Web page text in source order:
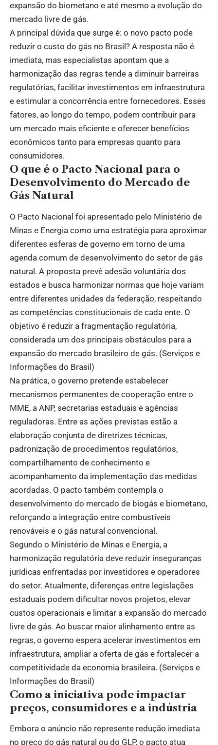
expansão do biometano e até mesmo a evolução do
mercado livre de gás.
A principal dúvida que surge é: o novo pacto pode
reduzir o custo do gás no Brasil? A resposta não é
imediata, mas especialistas apontam que a
harmonização das regras tende a diminuir barreiras
regulatórias, facilitar investimentos em infraestrutura
e estimular a concorrência entre fornecedores. Esses
fatores, ao longo do tempo, podem contribuir para
um mercado mais eficiente e oferecer benefícios
econômicos tanto para empresas quanto para
consumidores.
O que é o Pacto Nacional para o
Desenvolvimento do Mercado de
Gás Natural
O Pacto Nacional foi apresentado pelo Ministério de
Minas e Energia como uma estratégia para aproximar
diferentes esferas de governo em torno de uma
agenda comum de desenvolvimento do setor de gás
natural. A proposta prevê adesão voluntária dos
estados e busca harmonizar normas que hoje variam
entre diferentes unidades da federação, respeitando
as competências constitucionais de cada ente. O
objetivo é reduzir a fragmentação regulatória,
considerada um dos principais obstáculos para a
expansão do mercado brasileiro de gás. (Serviços e
Informações do Brasil)
Na prática, o governo pretende estabelecer
mecanismos permanentes de cooperação entre o
MME, a ANP, secretarias estaduais e agências
reguladoras. Entre as ações previstas estão a
elaboração conjunta de diretrizes técnicas,
padronização de procedimentos regulatórios,
compartilhamento de conhecimento e
acompanhamento da implementação das medidas
acordadas. O pacto também contempla o
desenvolvimento do mercado de biogás e biometano,
reforçando a integração entre combustíveis
renováveis e o gás natural convencional.
Segundo o Ministério de Minas e Energia, a
harmonização regulatória deve reduzir inseguranças
jurídicas enfrentadas por investidores e operadores
do setor. Atualmente, diferenças entre legislações
estaduais podem dificultar novos projetos, elevar
custos operacionais e limitar a expansão do mercado
livre de gás. Ao buscar maior alinhamento entre as
regras, o governo espera acelerar investimentos em
infraestrutura, ampliar a oferta de gás e fortalecer a
competitividade da economia brasileira. (Serviços e
Informações do Brasil)
Como a iniciativa pode impactar
preços, consumidores e a indústria
Embora o anúncio não represente redução imediata
no preço do gás natural ou do GLP, o pacto atua